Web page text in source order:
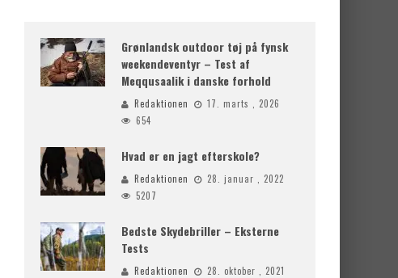
Grønlandsk outdoor tøj på fynsk
weekendeventyr – Test af
Meqqusaalik i danske forhold
Redaktionen
17. marts , 2026
654
Hvad er en jagt efterskole?
Redaktionen
28. januar , 2022
5207
Bedste Skydebriller – Eksterne
Tests
Redaktionen
28. oktober , 2021